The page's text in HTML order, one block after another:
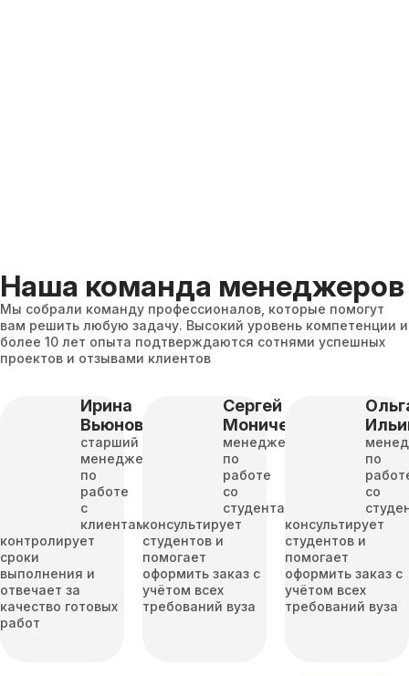
Наша команда менеджеров
Мы собрали команду профессионалов, которые помогут
вам решить любую задачу. Высокий уровень компетенции и
более 10 лет опыта подтверждаются сотнями успешных
проектов и отзывами клиентов
Ирина
Вьюнова
старший
менеджер
по
работе
с
клиентами
контролирует
сроки
выполнения и
отвечает за
качество готовых
работ
Сергей
Моничев
менеджер
по
работе
со
студентами
консультирует
студентов и
помогает
оформить заказ с
учётом всех
требований вуза
по
со
консультирует
студентов и
помогает
оформить заказ с
учётом всех
требований вуза